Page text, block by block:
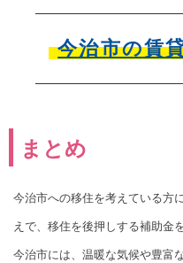
今治市の賃
まとめ
今治市への移住を考えている方
えで、移住を後押しする補助金
今治市には、温暖な気候や豊富